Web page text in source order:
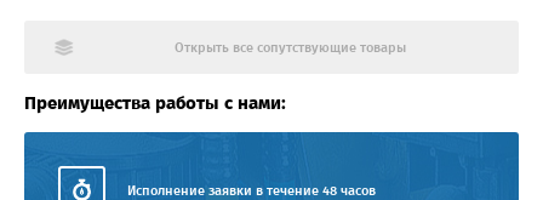
Открыть все сопутствующие товары
Преимущества работы с нами:
Исполнение заявки в течение 48 часов